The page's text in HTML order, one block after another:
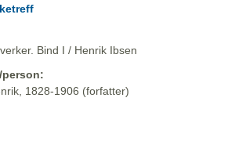
Bind I / Henrik Ibsen
person:
1828-1906 (forfatter)